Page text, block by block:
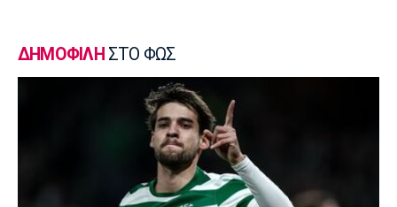
Εθνικές Μπάσκετ
Ευρωμπάσκετ U16: Ελλάδα-Νορβηγία απόψε
για μία θέση στον τελικό
Βόλος: Οι νέες φανέλες, οι νέοι παίκτες και
ΔΗΜΟΦΙΛΗ ΣΤΟ ΦΩΣ